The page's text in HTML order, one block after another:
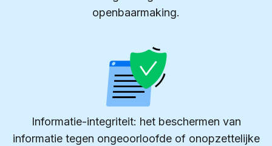
openbaarmaking.
Informatie-integriteit: het beschermen van
informatie tegen ongeoorloofde of onopzettelijke